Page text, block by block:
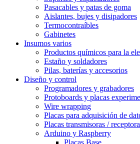
Pasacables y patas de goma
Aislantes, bujes y disipadores
Termocontraíbles
Gabinetes
Insumos varios
Productos químicos para la
Estaño y soldadores
Pilas, baterías y accesorios
Diseño y control
Programadores y grabadores
Protoboards y placas
Wire wrapping
Placas para adquisición de
Placas transmisoras /
Arduino y Raspberry
Placas Base